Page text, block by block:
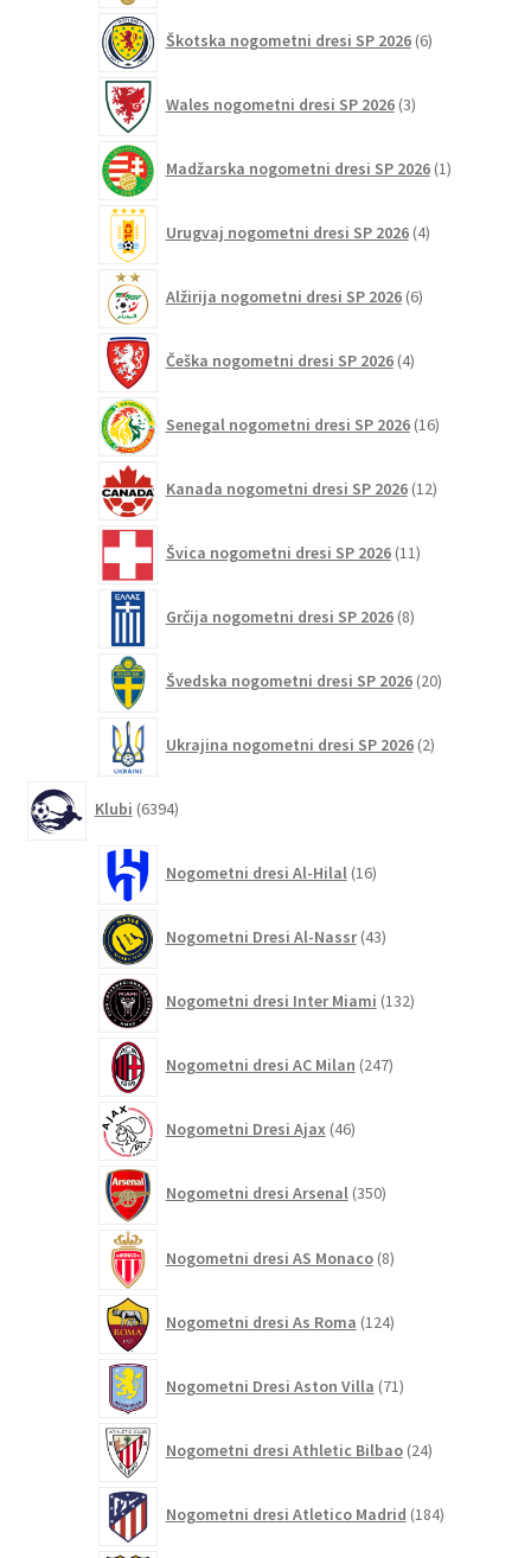
Škotska nogometni dresi SP 2026 6izdelkov
Wales nogometni dresi SP 2026 3izdelki
Madžarska nogometni dresi SP 2026 1izdelek
Urugvaj nogometni dresi SP 2026 4izdelki
Alžirija nogometni dresi SP 2026 6izdelkov
Češka nogometni dresi SP 2026 4izdelki
Senegal nogometni dresi SP 2026 16izdelkov
Kanada nogometni dresi SP 2026 12izdelkov
Švica nogometni dresi SP 2026 11izdelkov
Grčija nogometni dresi SP 2026 8izdelkov
Švedska nogometni dresi SP 2026 20izdelkov
Ukrajina nogometni dresi SP 2026 2izdelka
Klubi 6394izdelkov
Nogometni dresi Al-Hilal 16izdelkov
Nogometni Dresi Al-Nassr 43izdelkov
Nogometni dresi Inter Miami 132izdelkov
Nogometni dresi AC Milan 247izdelkov
Nogometni Dresi Ajax 46izdelkov
Nogometni dresi Arsenal 350izdelkov
Nogometni dresi AS Monaco 8izdelkov
Nogometni dresi As Roma 124izdelkov
Nogometni Dresi Aston Villa 71izdelkov
Nogometni dresi Athletic Bilbao 24izdelkov
Nogometni dresi Atletico Madrid 184izdelkov